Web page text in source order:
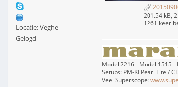
Locatie: Veghel
Gelogd
201.54 kB,
1261 keer
Model 2216 - Model 1515 -
Setups: PM-KI Pearl Lite /
Veel Superscope: